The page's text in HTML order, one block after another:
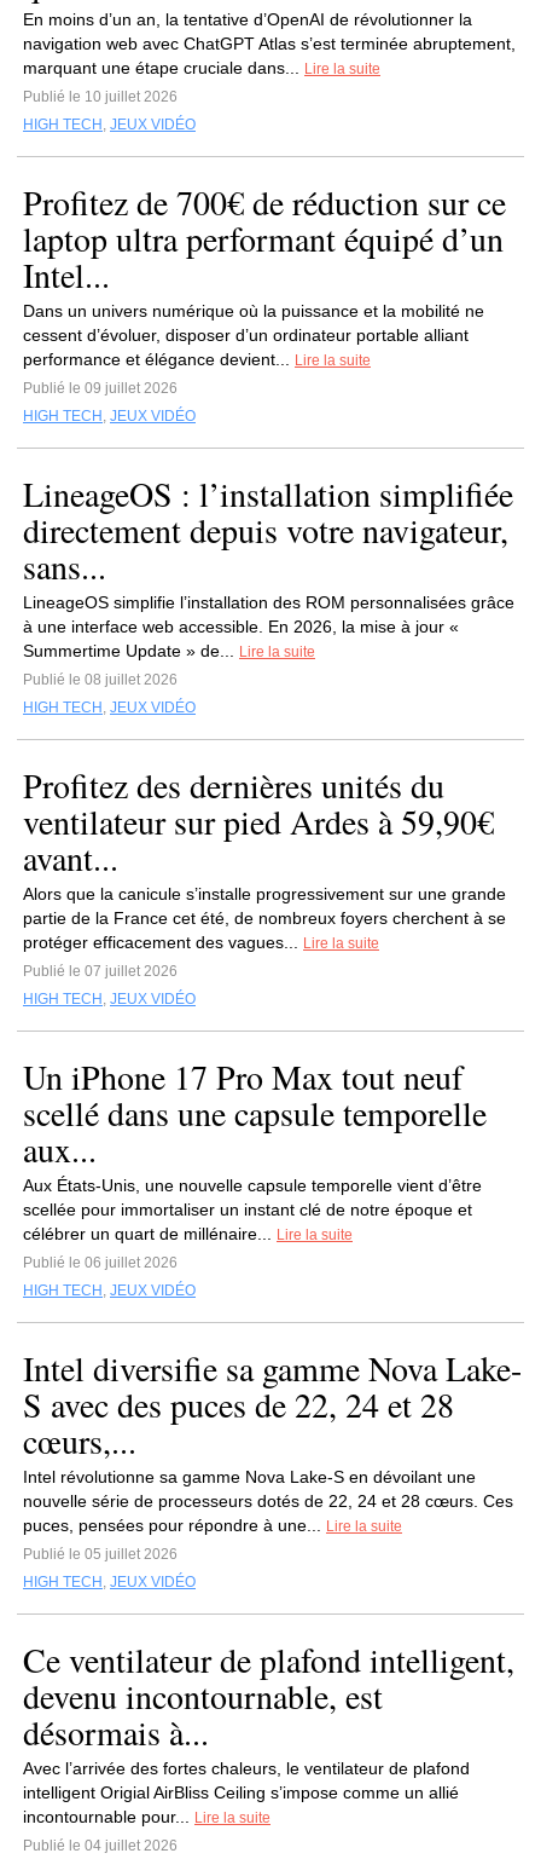
En moins d’un an, la tentative d’OpenAI de révolutionner la
navigation web avec ChatGPT Atlas s’est terminée abruptement,
marquant une étape cruciale dans...
Lire la suite
Publié le 10 juillet 2026
HIGH TECH , JEUX VIDÉO
Profitez de 700€ de réduction sur ce
laptop ultra performant équipé d’un
Intel...
Dans un univers numérique où la puissance et la mobilité ne
cessent d’évoluer, disposer d’un ordinateur portable alliant
performance et élégance devient...
Lire la suite
Publié le 09 juillet 2026
HIGH TECH , JEUX VIDÉO
LineageOS : l’installation simplifiée
directement depuis votre navigateur,
sans...
LineageOS simplifie l’installation des ROM personnalisées grâce
à une interface web accessible. En 2026, la mise à jour «
Summertime Update » de...
Lire la suite
Publié le 08 juillet 2026
HIGH TECH , JEUX VIDÉO
Profitez des dernières unités du
ventilateur sur pied Ardes à 59,90€
avant...
Alors que la canicule s’installe progressivement sur une grande
partie de la France cet été, de nombreux foyers cherchent à se
protéger efficacement des vagues...
Lire la suite
Publié le 07 juillet 2026
HIGH TECH , JEUX VIDÉO
Un iPhone 17 Pro Max tout neuf
scellé dans une capsule temporelle
aux...
Aux États-Unis, une nouvelle capsule temporelle vient d’être
scellée pour immortaliser un instant clé de notre époque et
célébrer un quart de millénaire...
Lire la suite
Publié le 06 juillet 2026
HIGH TECH , JEUX VIDÉO
Intel diversifie sa gamme Nova Lake-
S avec des puces de 22, 24 et 28
cœurs,...
Intel révolutionne sa gamme Nova Lake-S en dévoilant une
nouvelle série de processeurs dotés de 22, 24 et 28 cœurs. Ces
puces, pensées pour répondre à une...
Lire la suite
Publié le 05 juillet 2026
HIGH TECH , JEUX VIDÉO
Ce ventilateur de plafond intelligent,
devenu incontournable, est
désormais à...
Avec l’arrivée des fortes chaleurs, le ventilateur de plafond
intelligent Origial AirBliss Ceiling s’impose comme un allié
incontournable pour...
Lire la suite
Publié le 04 juillet 2026